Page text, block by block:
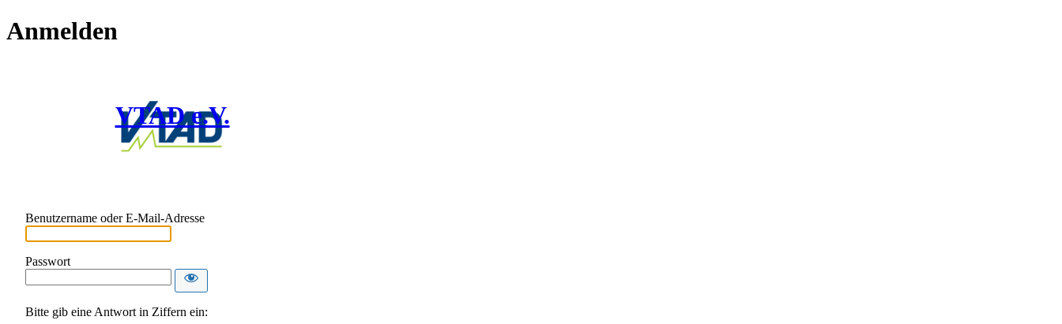
Anmelden
VTAD e.V.
Benutzername oder E-Mail-Adresse
Passwort
Bitte gib eine Antwort in Ziffern ein: